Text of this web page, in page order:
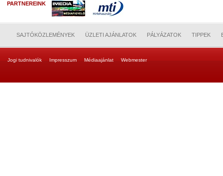
PARTNEREINK
SAJTÓKÖZLEMÉNYEK ÜZLETI AJÁNLATOK PÁLYÁZATOK TIPPEK
Jogi tudnivalók Impresszum Médiaajánlat Webmester